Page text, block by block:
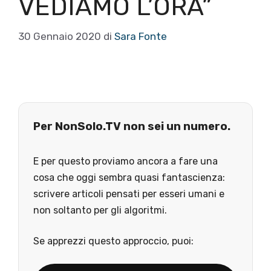
VEDIAMO L’ORA”
30 Gennaio 2020 di Sara Fonte
Per NonSolo.TV non sei un numero.
E per questo proviamo ancora a fare una
cosa che oggi sembra quasi fantascienza:
scrivere articoli pensati per esseri umani e
non soltanto per gli algoritmi.
Se apprezzi questo approccio, puoi: